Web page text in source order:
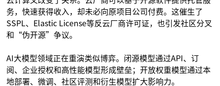
务，快速获得收入，却未必向原项目公司付费。这催生了
SSPL、Elastic License等反云厂商许可证，也引发社区分叉
和“伪开源”争议。
AI大模型领域正在重演类似博弈。闭源模型通过API、订
阅、企业授权和高性能模型形成壁垒；开放权重模型通过本
地部署、微调、社区评测和衍生模型扩大影响力。